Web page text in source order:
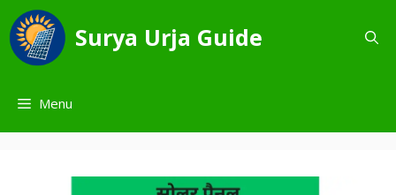
Skip
to
content
Surya Urja Guide
Menu